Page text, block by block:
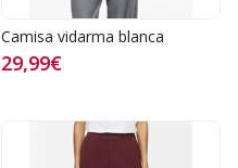
Camisa vidarma blanca
29,99€